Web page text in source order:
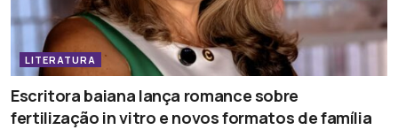
LITERATURA
Escritora baiana lança romance sobre
fertilização in vitro e novos formatos de família